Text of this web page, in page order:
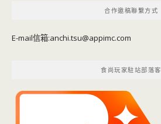
合作邀稿聯繫方式
E-mail信箱:anchi.tsu@appimc.com
食尚玩家駐站部落客